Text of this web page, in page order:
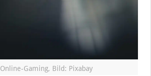
Online-Gaming, Bild: Pixabay